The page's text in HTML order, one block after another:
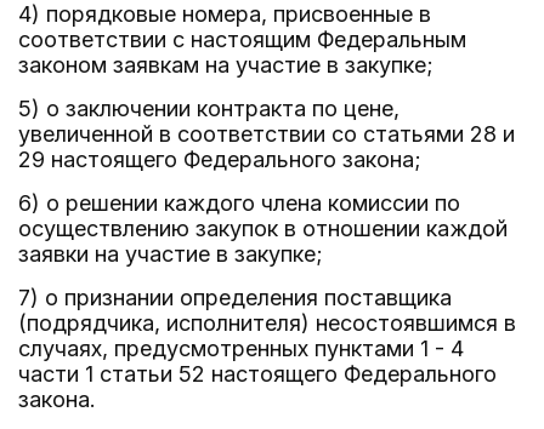
4) порядковые номера, присвоенные в
соответствии с настоящим Федеральным
законом заявкам на участие в закупке;
5) о заключении контракта по цене,
увеличенной в соответствии со статьями 28 и
29 настоящего Федерального закона;
6) о решении каждого члена комиссии по
осуществлению закупок в отношении каждой
заявки на участие в закупке;
7) о признании определения поставщика
(подрядчика, исполнителя) несостоявшимся в
случаях, предусмотренных пунктами 1 - 4
части 1 статьи 52 настоящего Федерального
закона.